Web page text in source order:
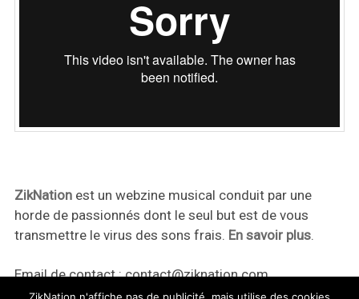
ZikNationest un webzine musical conduit par une
horde de passionnés dont le seul but est de vous
transmettre le virus des sons frais. En savoir plus.
Email de contact :contact@ziknation.com